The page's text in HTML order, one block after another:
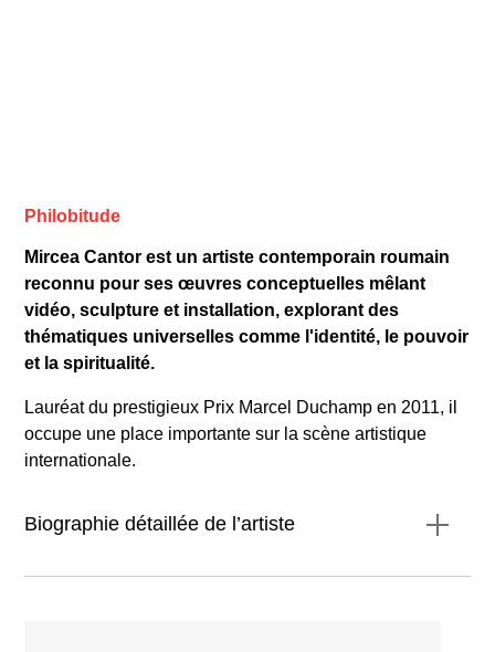
Philobitude
Mircea Cantor est un artiste contemporain roumain
reconnu pour ses œuvres conceptuelles mêlant
vidéo, sculpture et installation, explorant des
thématiques universelles comme l'identité, le pouvoir
et la spiritualité.
Lauréat du prestigieux Prix Marcel Duchamp en 2011, il
occupe une place importante sur la scène artistique
internationale.
Biographie détaillée de l’artiste